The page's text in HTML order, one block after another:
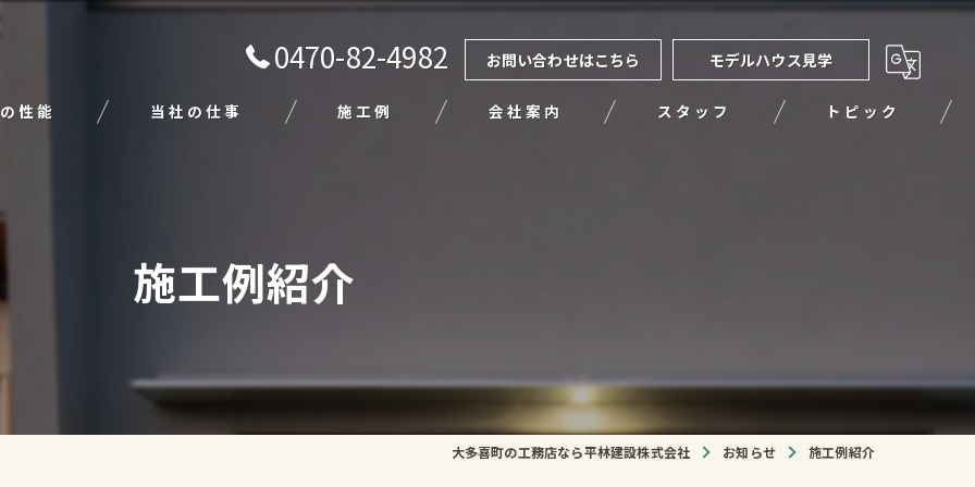
0470-82-4982 お問い合わせはこちら モデルハウス見学
性能 当社の仕事
エクステリア
平屋
施工例 会社案内 スタッフ トピック
施工例紹介
大多喜町の工務店なら平林建設株式会社 お知らせ 施工例紹介